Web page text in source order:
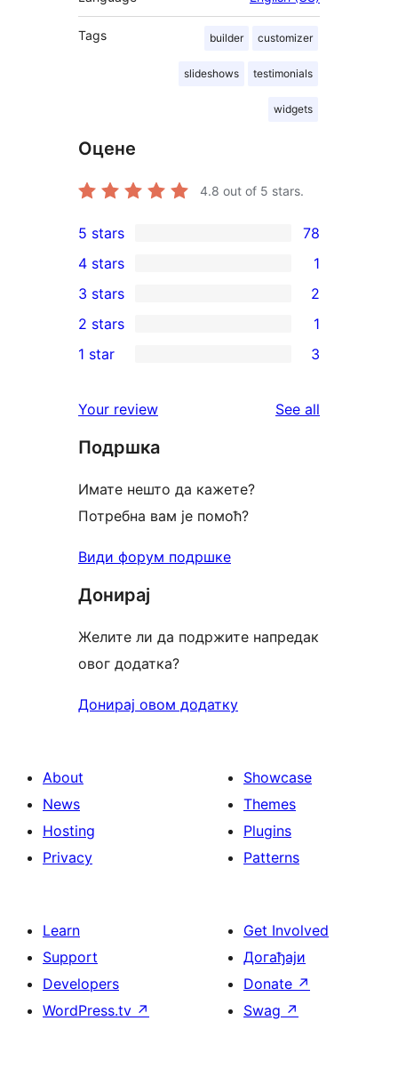
Tags builder customizer
slideshows testimonials
widgets
Оцене
4.8 out of 5 stars.
78
5-
star
reviews
5 stars 78
4-
star
review
4 stars 1
2
3-
star
3 stars 2
2-
review
2 stars 1
star
reviews
1 star 3
Your review See all
Подршка
Имате нешто да кажете?
Потребна вам је помоћ?
Види форум подршке
Донирај
Желите ли да подржите напредак
овог додатка?
Донирај овом додатку
About
News
Hosting
Privacy
Showcase
Themes
Plugins
Patterns
Learn
Support
Developers
WordPress.tv ↗
Get Involved
Догађаји
Donate ↗
Swag ↗